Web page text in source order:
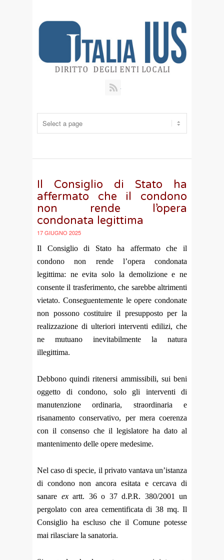
Il Consiglio di Stato ha
affermato che il condono
non rende l’opera
condonata legittima
17 GIUGNO 2025
Il Consiglio di Stato ha affermato che il
condono non rende l’opera condonata
legittima: ne evita solo la demolizione e ne
consente il trasferimento, che sarebbe altrimenti
vietato. Conseguentemente le opere condonate
non possono costituire il presupposto per la
realizzazione di ulteriori interventi edilizi, che
ne mutuano inevitabilmente la natura
illegittima.
Debbono quindi ritenersi ammissibili, sui beni
oggetto di condono, solo gli interventi di
manutenzione ordinaria, straordinaria e
risanamento conservativo, per mera coerenza
con il consenso che il legislatore ha dato al
mantenimento delle opere medesime.
Nel caso di specie, il privato vantava un’istanza
di condono non ancora esitata e cercava di
sanare exartt. 36 o 37 d.P.R. 380/2001 un
pergolato con area cementificata di 38 mq. Il
Consiglio ha escluso che il Comune potesse
mai rilasciare la sanatoria.